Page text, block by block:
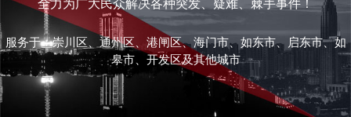
全力为广大民众解决各种突发、疑难、棘手事件！
服务于：崇川区、通州区、港闸区、海门市、如东市、启东市、如
皋市、开发区及其他城市